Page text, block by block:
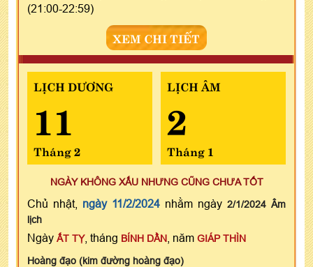
(21:00-22:59)
XEM CHI TIẾT
LỊCH DƯƠNG
11
Tháng 2
LỊCH ÂM
2
Tháng 1
NGÀY KHÔNG XẤU NHƯNG CŨNG CHƯA TỐT
Chủ nhật, ngày 11/2/2024 nhằm ngày 2/1/2024 Âm
lịch
Ngày ẤT TỴ, tháng BÍNH DẦN , năm GIÁP THÌN
Hoàng đạo (kim đường hoàng đạo)